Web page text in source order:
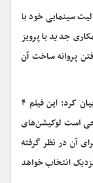
سینمایی خود با
جدید با پرویز
پروانه ساخت آن
وی در خصوص بازیگران «ان‌شاءالله» و لوکیشن‌های آن بیان کرد: این فیلم ۴
نفر خارجی است لوکیشن‌های
آن در نظر گرفته
انتخاب خواهد